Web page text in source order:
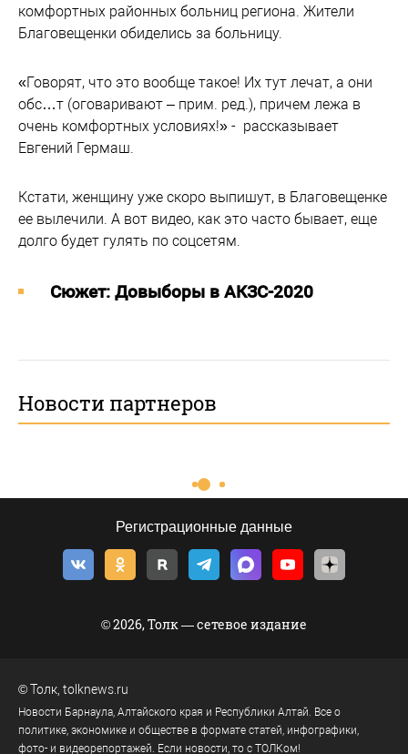
комфортных районных больниц региона. Жители
Благовещенки обиделись за больницу.
«Говорят, что это вообще такое! Их тут лечат, а они
обс…т (оговаривают – прим. ред.), причем лежа в
очень комфортных условиях!» - рассказывает
Евгений Гермаш.
Кстати, женщину уже скоро выпишут, в Благовещенке
ее вылечили. А вот видео, как это часто бывает, еще
долго будет гулять по соцсетям.
Cюжет: Довыборы в АКЗС-2020
Новости партнеров
Регистрационные данные
© 2026, Толк — сетевое издание
©Толк, tolknews.ru
Новости Барнаула, Алтайского края и Республики Алтай. Все о
политике, экономике и обществе в формате статей, инфографики,
фото- и видеорепортажей. Если новости, то с ТОЛКом!